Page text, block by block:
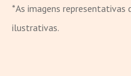
*As imagens
ilustrativas.